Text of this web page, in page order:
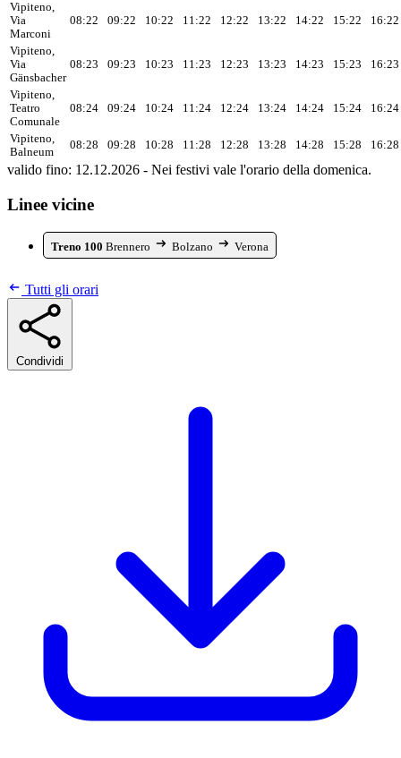
Vipiteno,
Via
Marconi
08:22 09:22 10:22 11:22 12:22 13:22 14:22 15:22 16:22
Vipiteno,
Via
Gänsbacher
08:23 09:23 10:23 11:23 12:23 13:23 14:23 15:23 16:23
Vipiteno,
Teatro
Comunale
08:24 09:24 10:24 11:24 12:24 13:24 14:24 15:24 16:24
Vipiteno,
Balneum
08:28 09:28 10:28 11:28 12:28 13:28 14:28 15:28 16:28
valido fino: 12.12.2026 - Nei festivi vale l'orario della domenica.
Linee vicine
Treno 100 Brennero Bolzano Verona
Tutti gli orari
Condividi